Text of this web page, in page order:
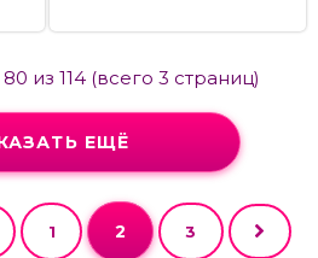
из 114 (всего 3 страниц)
ЕЩЁ
1 2 3